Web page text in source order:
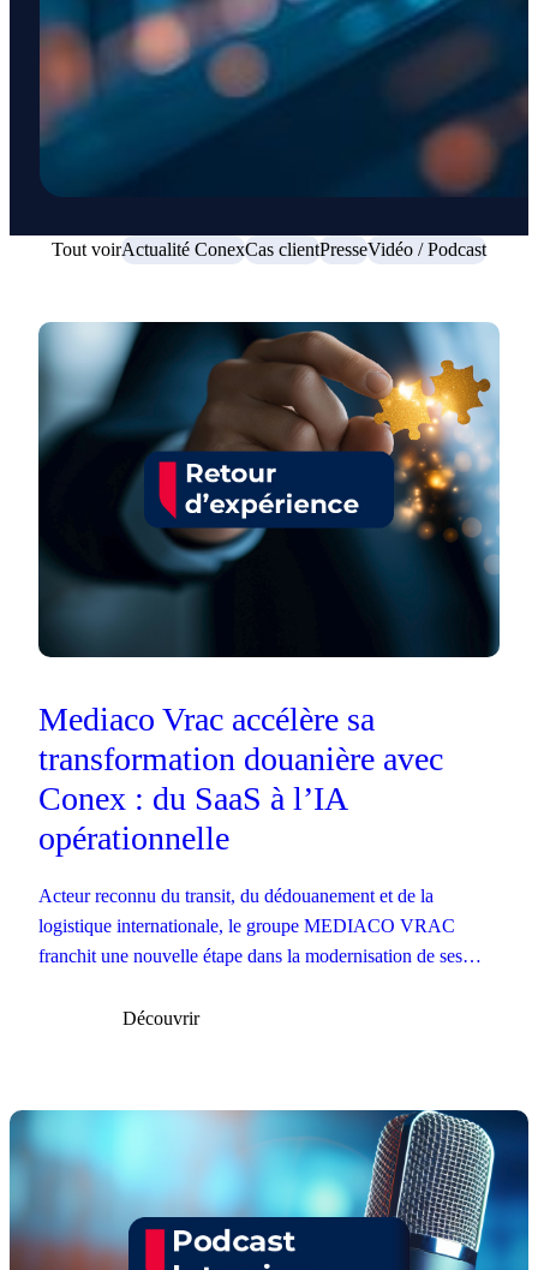
Tout voirActualité ConexCas clientPresseVidéo / Podcast
Mediaco Vrac accélère sa
transformation douanière avec
Conex : du SaaS à l’IA
opérationnelle
Acteur reconnu du transit, du dédouanement et de la
logistique internationale, le groupe MEDIACO VRAC
franchit une nouvelle étape dans la modernisation de ses
Découvrir